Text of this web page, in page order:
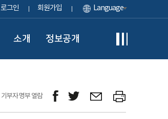
로그인 회원가입 Language
소개 정보공개
기부자 명부 열람